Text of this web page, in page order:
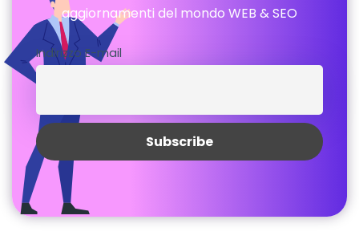
aggiornamenti del mondo WEB & SEO
Indirizzo E-mail